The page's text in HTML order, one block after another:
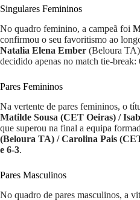
Singulares Femininos
No quadro feminino, a campeã foi
confirmou o seu favoritismo ao
Natalia Elena Ember (Beloura
decidido apenas no match tie-break:
Pares Femininos
Na vertente de pares femininos, o
Matilde Sousa (CET Oeiras) /
que superou na final a equipa
(Beloura TA) / Carolina Pais
e 6-3.
Pares Masculinos
No quadro de pares masculinos, a